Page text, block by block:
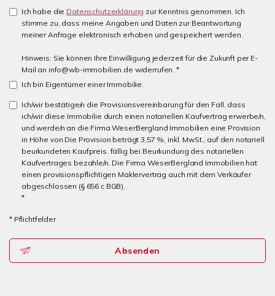
Ich habe die Datenschutzerklärung zur Kenntnis genommen. Ich
stimme zu, dass meine Angaben und Daten zur Beantwortung
meiner Anfrage elektronisch erhoben und gespeichert werden.
Hinweis: Sie können Ihre Einwilligung jederzeit für die Zukunft per E-
Mail an info@wb-immobilien.de widerrufen. *
Ich bin Eigentümer einer Immobilie.
Ich/wir bestätige/n die Provisionsvereinbarung für den Fall, dass
ich/wir diese Immobilie durch einen notariellen Kaufvertrag erwerbe/n,
und werde/n an die Firma WeserBergland Immobilien eine Provision
in Höhe von Die Provision beträgt 3,57 %, inkl. MwSt., auf den notariell
beurkundeten Kaufpreis. fällig bei Beurkundung des notariellen
Kaufvertrages bezahle/n. Die Firma WeserBergland Immobilien hat
einen provisionspflichtigen Maklervertrag auch mit dem Verkäufer
abgeschlossen (§ 656 c BGB).
*
* Pflichtfelder
Absenden